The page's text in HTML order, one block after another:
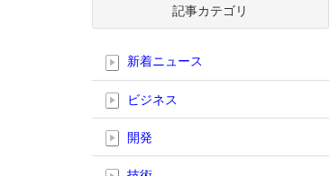
記事カテゴリ
新着ニュース
ビジネス
開発